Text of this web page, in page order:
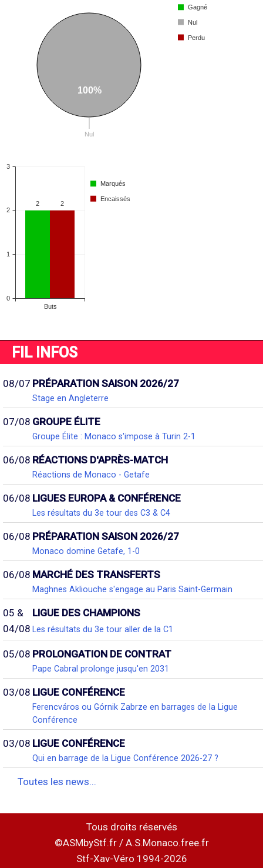
FIL INFOS
08/07 PRÉPARATION SAISON 2026/27
Stage en Angleterre
07/08 GROUPE ÉLITE
Groupe Élite : Monaco s'impose à Turin 2-1
06/08 RÉACTIONS D'APRÈS-MATCH
Réactions de Monaco - Getafe
06/08 LIGUES EUROPA & CONFÉRENCE
Les résultats du 3e tour des C3 & C4
06/08 PRÉPARATION SAISON 2026/27
Monaco domine Getafe, 1-0
06/08 MARCHÉ DES TRANSFERTS
Maghnes Akliouche s'engage au Paris Saint-Germain
05 &
04/08
LIGUE DES CHAMPIONS
Les résultats du 3e tour aller de la C1
05/08 PROLONGATION DE CONTRAT
Pape Cabral prolonge jusqu'en 2031
03/08 LIGUE CONFÉRENCE
Ferencváros ou Górnik Zabrze en barrages de la Ligue
Conférence
03/08 LIGUE CONFÉRENCE
Qui en barrage de la Ligue Conférence 2026-27 ?
Toutes les news...
Tous droits réservés
©ASMbyStf.fr / A.S.Monaco.free.fr
Stf-Xav-Véro 1994-2026